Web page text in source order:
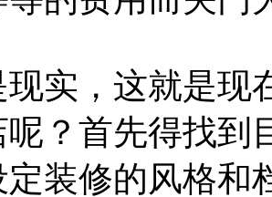
现实，这就是现
？首先得找到
装修的风格和